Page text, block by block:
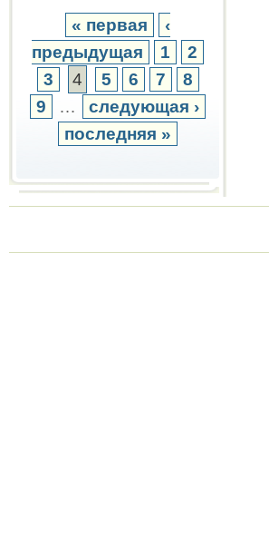
« первая
‹
предыдущая
1
2
3
4 5 6 7
8
9
…
следующая ›
последняя »